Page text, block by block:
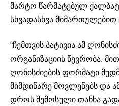
მარტო წარმატებულ
სხვადასხვა მიმართულებით
“ჩემთვის პატივია ამ
ორგანიზაციის წევრობა.
ღონისძიების ფორმატი
მიმდინარე მოვლენებს და
დროს შემოსული თანხა